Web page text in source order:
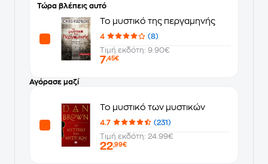
Τώρα βλέπεις αυτό
Το μυστικό της περγαμηνής
4
(8)
Τιμή εκδότη: 9.90€
7,45€
Αγόρασε μαζί
Το μυστικό των μυστικών
4.7
(231)
Τιμή εκδότη: 24.99€
22,99€